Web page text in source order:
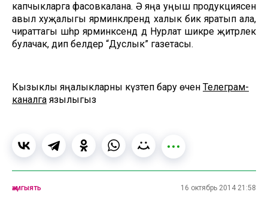
капчыкларга фасовкалана. Ә яңа уңыш продукциясен
авыл хуҗалыгы ярминкәләрендә халык бик яратып ала,
чираттагы шәһәр ярминкәсендә дә Нурлат шикәре җитәрлек
булачак, дип белдерә “Дуслык” газетасы.
Кызыклы яңалыкларны күзәтеп бару өчен Телеграм-
каналга язылыгыз
җәмгыять 16 октябрь 2014 21:58